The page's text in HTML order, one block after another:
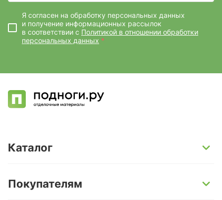
Я согласен на обработку персональных данных
и получение информационных рассылок
в соответствии с Политикой в отношении обработки
персональных данных *
Каталог
Кварц-винил и LVT-плитка
Покупателям